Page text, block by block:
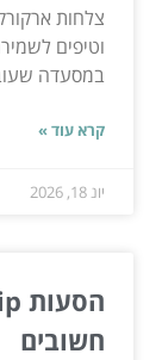
צלחות
וטיפים
במסעדה
קרא עוד »
יונ 18, 2026
חשובים